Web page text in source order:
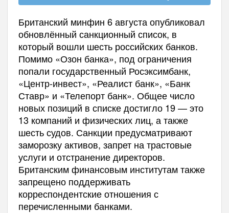
Британский минфин 6 августа опубликовал
обновлённый санкционный список, в
который вошли шесть российских банков.
Помимо «Озон банка», под ограничения
попали государственный Росэксимбанк,
«Центр-инвест», «Реалист банк», «Банк
Ставр» и «Телепорт банк». Общее число
новых позиций в списке достигло 19 — это
13 компаний и физических лиц, а также
шесть судов. Санкции предусматривают
заморозку активов, запрет на трастовые
услуги и отстранение директоров.
Британским финансовым институтам также
запрещено поддерживать
корреспондентские отношения с
перечисленными банками.